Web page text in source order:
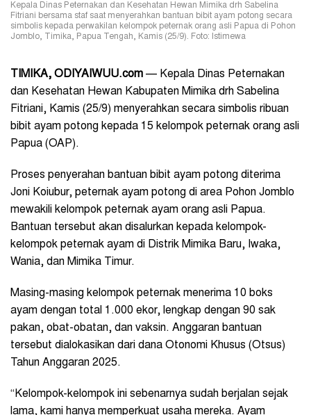
Kepala Dinas Peternakan dan Kesehatan Hewan Mimika drh Sabelina
Fitriani bersama staf saat menyerahkan bantuan bibit ayam potong secara
simbolis kepada perwakilan kelompok peternak orang asli Papua di Pohon
Jomblo, Timika, Papua Tengah, Kamis (25/9). Foto: Istimewa
TIMIKA, ODIYAIWUU.com — Kepala Dinas Peternakan
dan Kesehatan Hewan Kabupaten Mimika drh Sabelina
Fitriani, Kamis (25/9) menyerahkan secara simbolis ribuan
bibit ayam potong kepada 15 kelompok peternak orang asli
Papua (OAP).
Proses penyerahan bantuan bibit ayam potong diterima
Joni Koiubur, peternak ayam potong di area Pohon Jomblo
mewakili kelompok peternak ayam orang asli Papua.
Bantuan tersebut akan disalurkan kepada kelompok-
kelompok peternak ayam di Distrik Mimika Baru, Iwaka,
Wania, dan Mimika Timur.
Masing-masing kelompok peternak menerima 10 boks
ayam dengan total 1.000 ekor, lengkap dengan 90 sak
pakan, obat-obatan, dan vaksin. Anggaran bantuan
tersebut dialokasikan dari dana Otonomi Khusus (Otsus)
Tahun Anggaran 2025.
“Kelompok-kelompok ini sebenarnya sudah berjalan sejak
lama, kami hanya memperkuat usaha mereka. Ayam